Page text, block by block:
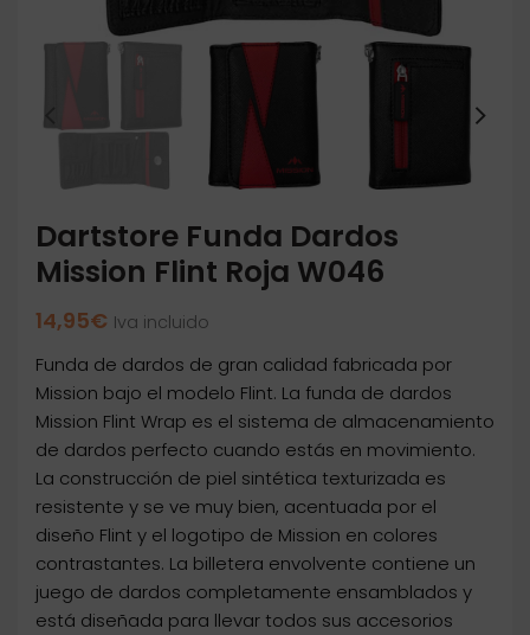
Dartstore Funda Dardos
Mission Flint Roja W046
14,95€ Iva incluido
Funda de dardos de gran calidad fabricada por
Mission bajo el modelo Flint. La funda de dardos
Mission Flint Wrap es el sistema de almacenamiento
de dardos perfecto cuando estás en movimiento.
La construcción de piel sintética texturizada es
resistente y se ve muy bien, acentuada por el
diseño Flint y el logotipo de Mission en colores
contrastantes. La billetera envolvente contiene un
juego de dardos completamente ensamblados y
está diseñada para llevar todos sus accesorios